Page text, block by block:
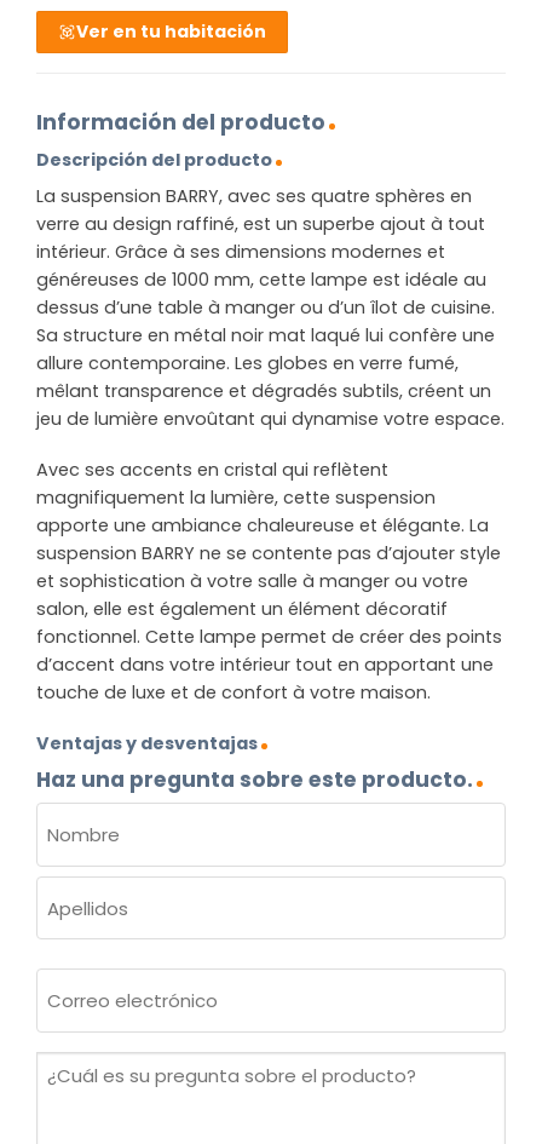
Ver en tu habitación
Información del producto
Descripción del producto
La suspension BARRY, avec ses quatre sphères en
verre au design raffiné, est un superbe ajout à tout
intérieur. Grâce à ses dimensions modernes et
généreuses de 1000 mm, cette lampe est idéale au
dessus d’une table à manger ou d’un îlot de cuisine.
Sa structure en métal noir mat laqué lui confère une
allure contemporaine. Les globes en verre fumé,
mêlant transparence et dégradés subtils, créent un
jeu de lumière envoûtant qui dynamise votre espace.
Avec ses accents en cristal qui reflètent
magnifiquement la lumière, cette suspension
apporte une ambiance chaleureuse et élégante. La
suspension BARRY ne se contente pas d’ajouter style
et sophistication à votre salle à manger ou votre
salon, elle est également un élément décoratif
fonctionnel. Cette lampe permet de créer des points
d’accent dans votre intérieur tout en apportant une
touche de luxe et de confort à votre maison.
Ventajas y desventajas
Haz una pregunta sobre este producto.
(OBLIGATORIO)
Nombre
electrónico
¿Cuál